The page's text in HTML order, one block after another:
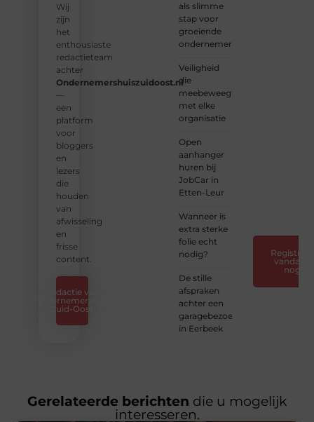
Wij
zijn
het
enthousiaste
redactieteam
achter
Ondernemershuiszuidoost.nl
—
een
platform
voor
bloggers
en
lezers
die
houden
van
afwisseling
en
frisse
content.
Redactie van
Ondernemershuis
Zuid-Oost
als slimme
stap voor
groeiende
ondernemers
Veiligheid
die
meebeweegt
met elke
organisatie
Open
aanhanger
huren bij
JobCar in
Etten-Leur
Wanneer is
extra sterke
folie echt
nodig?
De stille
afspraken
achter een
garagebezoek
in Eerbeek
Registreer
vandaag
nog
Gerelateerde berichten die u mogelijk
interesseren.